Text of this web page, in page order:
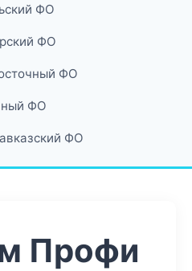
ФО
ФО
ФО
ФО
ФО
Профи